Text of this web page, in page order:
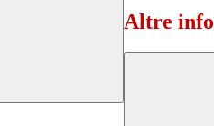
Altre info